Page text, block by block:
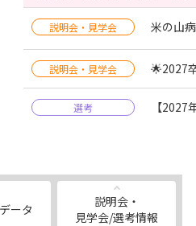
説明会・見学会 米の山
説明会・見学会 🌟2027
選考 【
ータ
説明会・
見学会/選考情報